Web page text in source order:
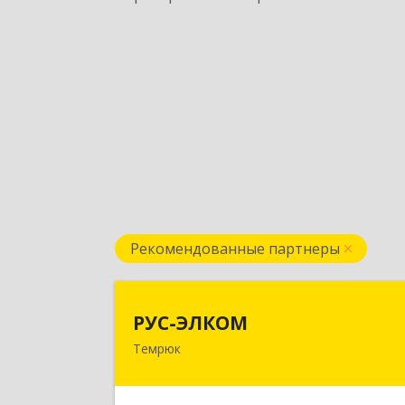
Рекомендованные партнеры
РУС-ЭЛКОМ
Темрюк